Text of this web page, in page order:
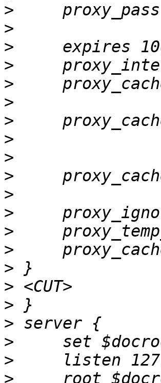
>
     proxy_pass
>
>
>
>
>
>
>
>
>
>
>
>
>
>
>
>
>
>
>
>